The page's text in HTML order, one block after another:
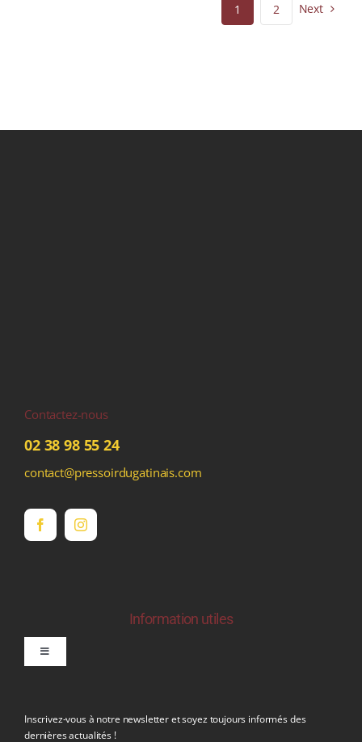
1 2 Next
Contactez-nous
02 38 98 55 24
contact@pressoirdugatinais.com
Information utiles
Toggle
Inscrivez-vous à notre newsletter et soyez toujours informés des
dernières actualités !